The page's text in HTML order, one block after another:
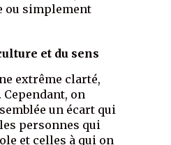
ou simplement
et du sens
extrême clarté,
on
un écart qui
personnes qui
et celles à qui on